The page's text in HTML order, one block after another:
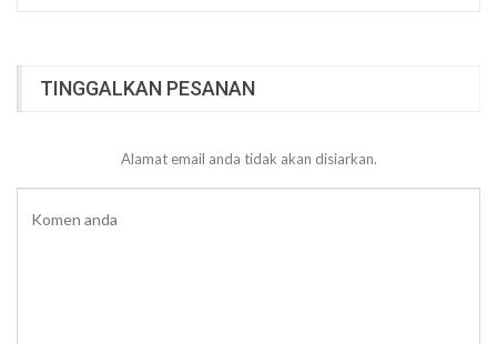
TINGGALKAN PESANAN
Alamat email anda tidak akan disiarkan.